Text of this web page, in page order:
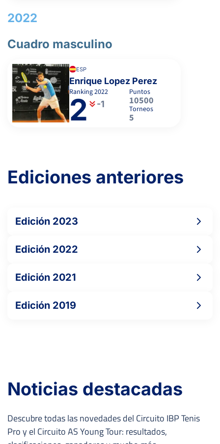
2022
Cuadro masculino
ESP
Enrique Lopez Perez
Ranking2022
2 -1
Puntos
10500
Torneos
5
Ediciones anteriores
Edición 2023
Edición 2022
Edición 2021
Edición 2019
Noticias destacadas
Descubre todas las novedades del Circuito IBP Tenis
Pro y el Circuito AS Young Tour: resultados,